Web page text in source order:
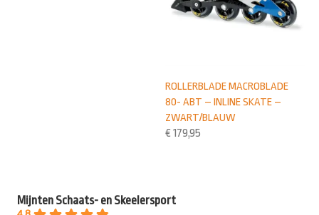
ROLLERBLADE MACROBLADE
80- ABT – INLINE SKATE –
ZWART/BLAUW
€ 179,95
Mijnten Schaats- en Skeelersport